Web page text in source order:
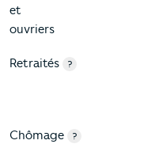
et
ouvriers
Retraités ?
Chômage ?